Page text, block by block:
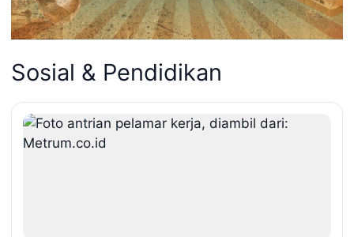
Sosial & Pendidikan